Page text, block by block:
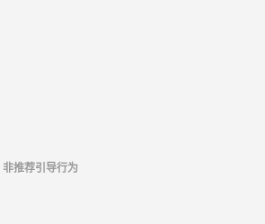
推荐引导行为